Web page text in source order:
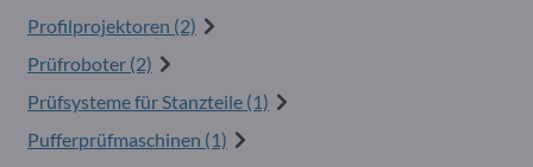
Profilprojektoren (2)
Prüfroboter (2)
Prüfsysteme für Stanzteile (1)
Pufferprüfmaschinen (1)